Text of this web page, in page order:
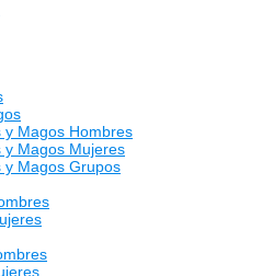
y Magos Hombres
y Magos Mujeres
y Magos Grupos